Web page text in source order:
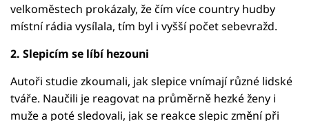
velkoměstech prokázaly, že čím více country hudby
místní rádia vysílala, tím byl i vyšší počet sebevražd.
2. Slepicím se líbí hezouni
Autoři studie zkoumali, jak slepice vnímají různé lidské
tváře. Naučili je reagovat na průměrně hezké ženy i
muže a poté sledovali, jak se reakce slepic změní při